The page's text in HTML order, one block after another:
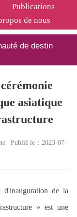
Publications
de nous
de destin
asiatique
| Publié le：2023-07-
de la
» est une